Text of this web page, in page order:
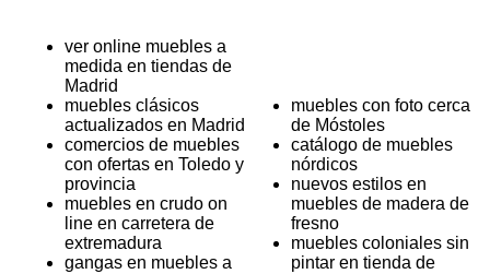
ver online muebles a
medida en tiendas de
Madrid
muebles clásicos
actualizados en Madrid
comercios de muebles
con ofertas en Toledo y
provincia
muebles en crudo on
line en carretera de
extremadura
gangas en muebles a
muebles con foto cerca
de Móstoles
catálogo de muebles
nórdicos
nuevos estilos en
muebles de madera de
fresno
muebles coloniales sin
pintar en tienda de